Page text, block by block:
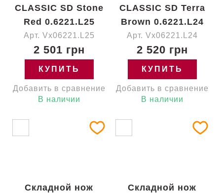
CLASSIC SD Stone
Red 0.6221.L25
Арт. Vx06221.L25
2 501 грн
КУПИТЬ
Добавить в сравнение
В наличии
CLASSIC SD Terra
Brown 0.6221.L24
Арт. Vx06221.L24
2 520 грн
КУПИТЬ
Добавить в сравнение
В наличии
Складной нож
Складной нож